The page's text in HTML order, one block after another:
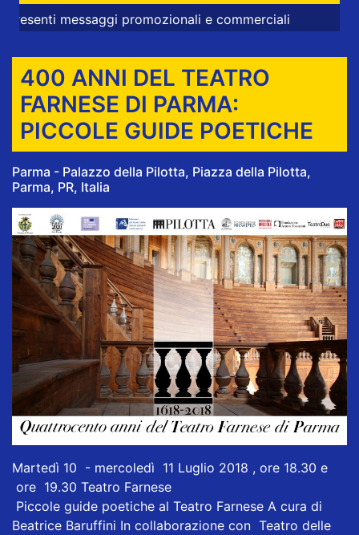
promozionali e commerciali
400 ANNI DEL TEATRO
FARNESE DI PARMA:
PICCOLE GUIDE POETICHE
Parma - Palazzo della Pilotta, Piazza della Pilotta,
Parma, PR, Italia
Martedì 10 - mercoledì 11 Luglio 2018 , ore 18.30 e
ore 19.30 Teatro Farnese
Piccole guide poetiche al Teatro Farnese A cura di
Beatrice Baruffini In collaborazione con Teatro delle